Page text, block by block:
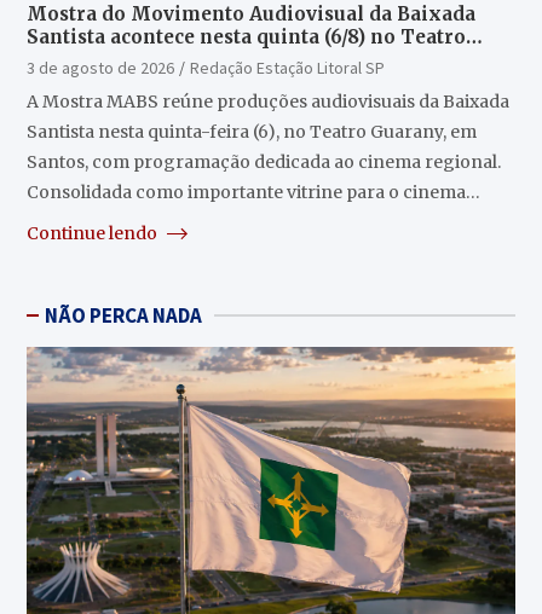
Mostra do Movimento Audiovisual da Baixada
Santista acontece nesta quinta (6/8) no Teatro
Guarany
3 de agosto de 2026
Redação Estação Litoral SP
A Mostra MABS reúne produções audiovisuais da Baixada
Santista nesta quinta-feira (6), no Teatro Guarany, em
Santos, com programação dedicada ao cinema regional.
Consolidada como importante vitrine para o cinema…
Continue lendo
NÃO PERCA NADA